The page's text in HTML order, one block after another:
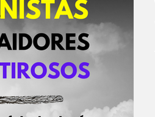
artigos